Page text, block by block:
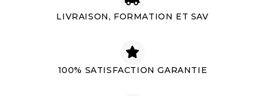
LIVRAISON, FORMATION ET SAV
100% SATISFACTION GARANTIE